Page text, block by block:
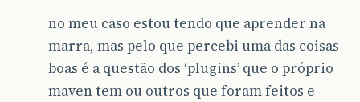
no meu caso estou tendo que aprender na
marra, mas pelo que percebi uma das coisas
boas é a questão dos ‘plugins’ que o próprio
maven tem ou outros que foram feitos e